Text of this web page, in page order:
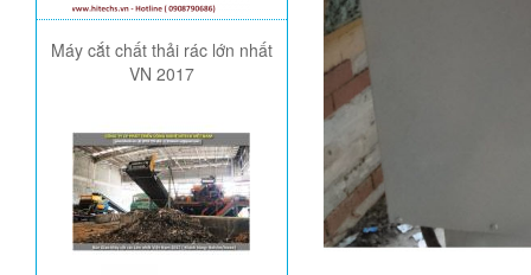
Máy cắt chất thải rác lớn nhất
VN 2017